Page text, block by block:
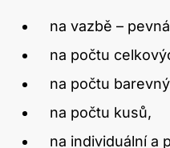
na vazbě –
na počtu
na počtu
na počtu kusů,
na individuální a